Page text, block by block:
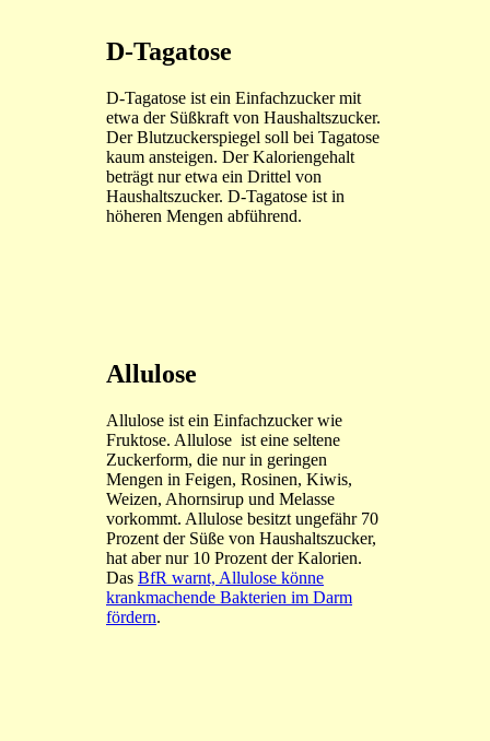
D-Tagatose
D-Tagatose ist ein Einfachzucker mit
etwa der Süßkraft von Haushaltszucker.
Der Blutzuckerspiegel soll bei Tagatose
kaum ansteigen. Der Kaloriengehalt
beträgt nur etwa ein Drittel von
Haushaltszucker. D-Tagatose ist in
höheren Mengen abführend.
Allulose
Allulose ist ein Einfachzucker wie
Fruktose. Allulose ist eine seltene
Zuckerform, die nur in geringen
Mengen in Feigen, Rosinen, Kiwis,
Weizen, Ahornsirup und Melasse
vorkommt. Allulose besitzt ungefähr 70
Prozent der Süße von Haushaltszucker,
hat aber nur 10 Prozent der Kalorien.
Das BfR warnt, Allulose könne
krankmachende Bakterien im Darm
fördern.